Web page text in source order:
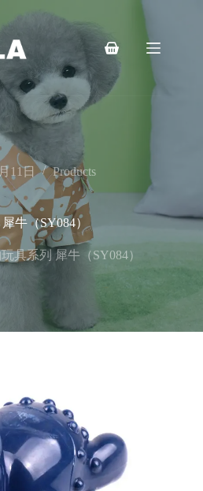
购
车
11日 Products
牛（SY084）
具系列 犀牛（SY084）